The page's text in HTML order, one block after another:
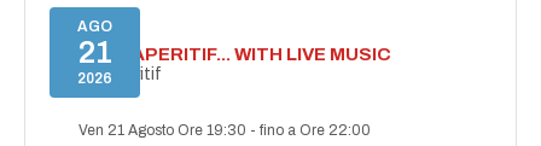
AGO
21
2026
SECRET APERITIF... WITH LIVE MUSIC
Secret aperitif
Ven 21 Agosto Ore 19:30 -fino a Ore 22:00